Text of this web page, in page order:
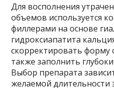
Для восполнения
объемов используется
филлерами на основе
гидроксиапатита
скорректировать форму
также заполнить
Выбор препарата
желаемой длительности